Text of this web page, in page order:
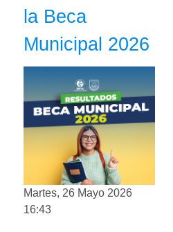
la Beca
Municipal 2026
Martes, 26 Mayo 2026
16:43